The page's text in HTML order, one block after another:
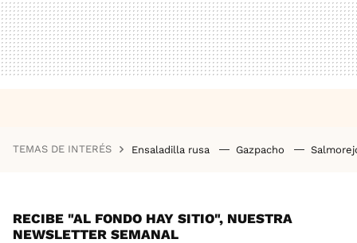
TEMAS DE INTERÉS Ensaladilla rusa Gazpacho
RECIBE "AL FONDO HAY SITIO", NUESTRA
NEWSLETTER SEMANAL